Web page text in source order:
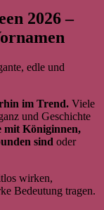
2026 –
im Trend. Viele
und Geschichte
mit Königinnen,
sind oder
wirken,
Bedeutung tragen.